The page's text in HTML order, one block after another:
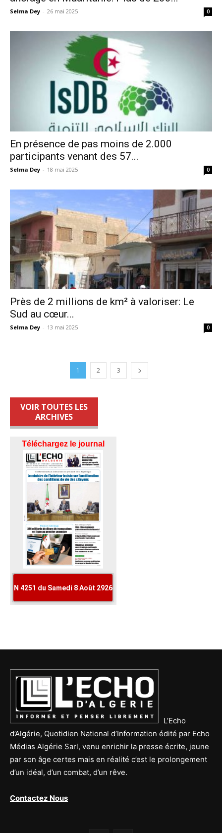
Selma Dey - 26 mai 2025 0
En présence de pas moins de 2.000
participants venant des 57...
Selma Dey - 18 mai 2025 0
Près de 2 millions de km² à valoriser: Le
Sud au cœur...
Selma Dey - 13 mai 2025 0
1 2 3
VOIR TOUTES LES
ARCHIVES
L’Echo
d’Algérie, Quotidien National d’Information édité par Echo
Médias Algérie Sarl, venu enrichir la presse écrite, jeune
par son âge certes mais en réalité c’est le prolongement
d’un idéal, d’un combat, d’un rêve.
Contactez Nous